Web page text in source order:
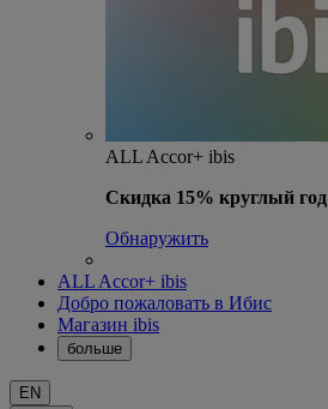
ALL Accor+ ibis
Скидка 15% круглый год
Обнаружить
ALL Accor+ ibis
Добро пожаловать в Ибис
Магазин ibis
больше
EN